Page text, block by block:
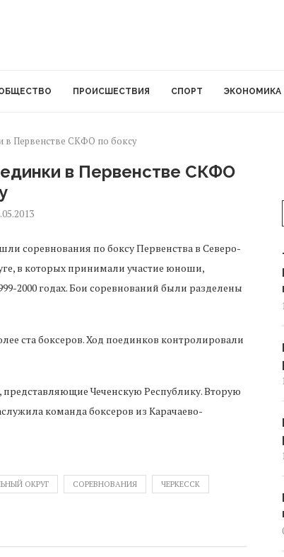
ПРОИСШЕСТВИЯ СПОРТ ЭКОНОМИКА
в Первенстве СКФО по боксу
в Первенстве СКФО
соревнования по боксу Первенства в Северо-
в которых принимали участие юноши,
2000 годах. Бои соревнований были разделены
ста боксеров. Ход поединков контролировали
Чеченскую Республику. Вторую
команда боксеров из Карачаево-
ОКРУГ СОРЕВНОВАНИЯ ЧЕРКЕССК